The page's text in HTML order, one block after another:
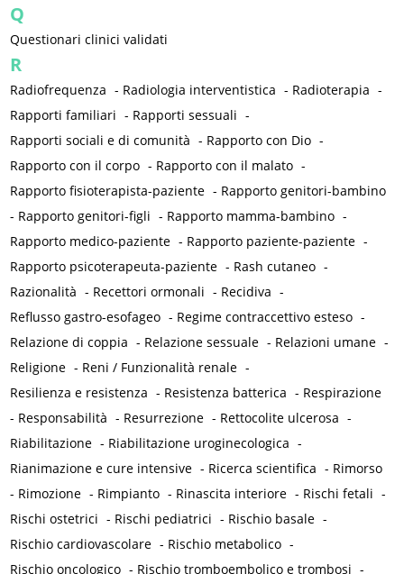
Q
Questionari clinici validati
R
Radiofrequenza - Radiologia interventistica - Radioterapia -
Rapporti familiari - Rapporti sessuali -
Rapporti sociali e di comunità - Rapporto con Dio -
Rapporto con il corpo - Rapporto con il malato -
Rapporto fisioterapista-paziente - Rapporto genitori-bambino
- Rapporto genitori-figli - Rapporto mamma-bambino -
Rapporto medico-paziente - Rapporto paziente-paziente -
Rapporto psicoterapeuta-paziente - Rash cutaneo -
Razionalità - Recettori ormonali - Recidiva -
Reflusso gastro-esofageo - Regime contraccettivo esteso -
Relazione di coppia - Relazione sessuale - Relazioni umane -
Religione - Reni / Funzionalità renale -
Resilienza e resistenza - Resistenza batterica - Respirazione
- Responsabilità - Resurrezione - Rettocolite ulcerosa -
Riabilitazione - Riabilitazione uroginecologica -
Rianimazione e cure intensive - Ricerca scientifica - Rimorso
- Rimozione - Rimpianto - Rinascita interiore - Rischi fetali -
Rischi ostetrici - Rischi pediatrici - Rischio basale -
Rischio cardiovascolare - Rischio metabolico -
Rischio oncologico - Rischio tromboembolico e trombosi -